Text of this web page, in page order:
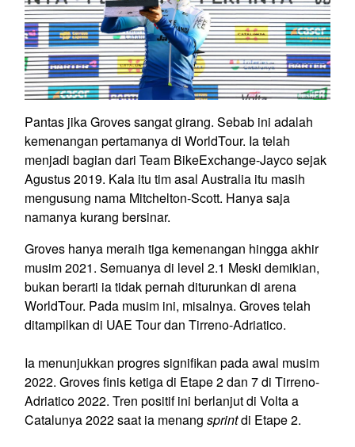
Pantas jika Groves sangat girang. Sebab ini adalah
kemenangan pertamanya di WorldTour. Ia telah
menjadi bagian dari Team BikeExchange-Jayco sejak
Agustus 2019. Kala itu tim asal Australia itu masih
mengusung nama Mitchelton-Scott. Hanya saja
namanya kurang bersinar.
Groves hanya meraih tiga kemenangan hingga akhir
musim 2021. Semuanya di level 2.1 Meski demikian,
bukan berarti ia tidak pernah diturunkan di arena
WorldTour. Pada musim ini, misalnya. Groves telah
ditampilkan di UAE Tour dan Tirreno-Adriatico.
Ia menunjukkan progres signifikan pada awal musim
2022. Groves finis ketiga di Etape 2 dan 7 di Tirreno-
Adriatico 2022. Tren positif ini berlanjut di Volta a
Catalunya 2022 saat ia menang sprintdi Etape 2.